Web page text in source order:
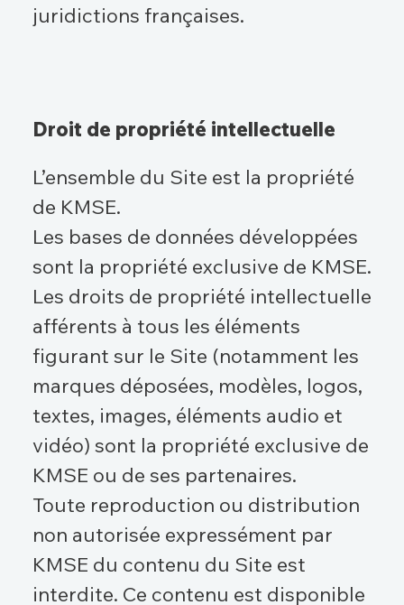
juridictions françaises.
Droit de propriété intellectuelle
L’ensemble du Site est la propriété
de KMSE.
Les bases de données développées
sont la propriété exclusive de KMSE.
Les droits de propriété intellectuelle
afférents à tous les éléments
figurant sur le Site (notamment les
marques déposées, modèles, logos,
textes, images, éléments audio et
vidéo) sont la propriété exclusive de
KMSE ou de ses partenaires.
Toute reproduction ou distribution
non autorisée expressément par
KMSE du contenu du Site est
interdite. Ce contenu est disponible